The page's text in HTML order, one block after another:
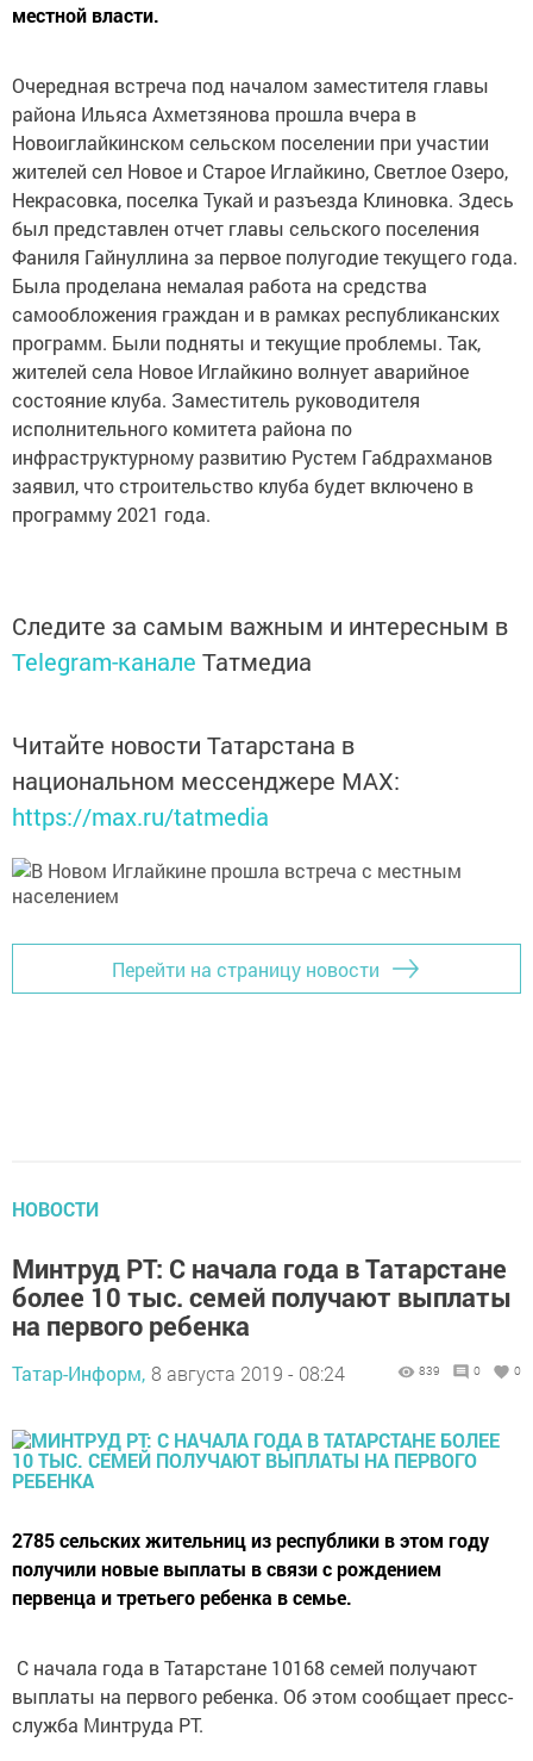
местной власти.
Очередная встреча под началом заместителя главы
района Ильяса Ахметзянова прошла вчера в
Новоиглайкинском сельском поселении при участии
жителей сел Новое и Старое Иглайкино, Светлое Озеро,
Некрасовка, поселка Тукай и разъезда Клиновка. Здесь
был представлен отчет главы сельского поселения
Фаниля Гайнуллина за первое полугодие текущего года.
Была проделана немалая работа на средства
самообложения граждан и в рамках республиканских
программ. Были подняты и текущие проблемы. Так,
жителей села Новое Иглайкино волнует аварийное
состояние клуба. Заместитель руководителя
исполнительного комитета района по
инфраструктурному развитию Рустем Габдрахманов
заявил, что строительство клуба будет включено в
программу 2021 года.
Следите за самым важным и интересным в
Telegram-канале Татмедиа
Читайте новости Татарстана в
национальном мессенджере MАХ:
https://max.ru/tatmedia
Перейти на страницу новости
НОВОСТИ
Минтруд РТ: С начала года в Татарстане
более 10 тыс. семей получают выплаты
на первого ребенка
Татар-Информ, 8 августа 2019 - 08:24 839 0 0
2785 сельских жительниц из республики в этом году
получили новые выплаты в связи с рождением
первенца и третьего ребенка в семье.
С начала года в Татарстане 10168 семей получают
выплаты на первого ребенка. Об этом сообщает пресс-
служба Минтруда РТ.